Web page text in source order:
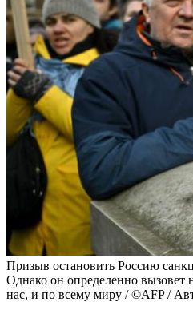
Призыв остановить Россию
Однако он определенно вызовет
нас, и по всему миру / ©AFP /